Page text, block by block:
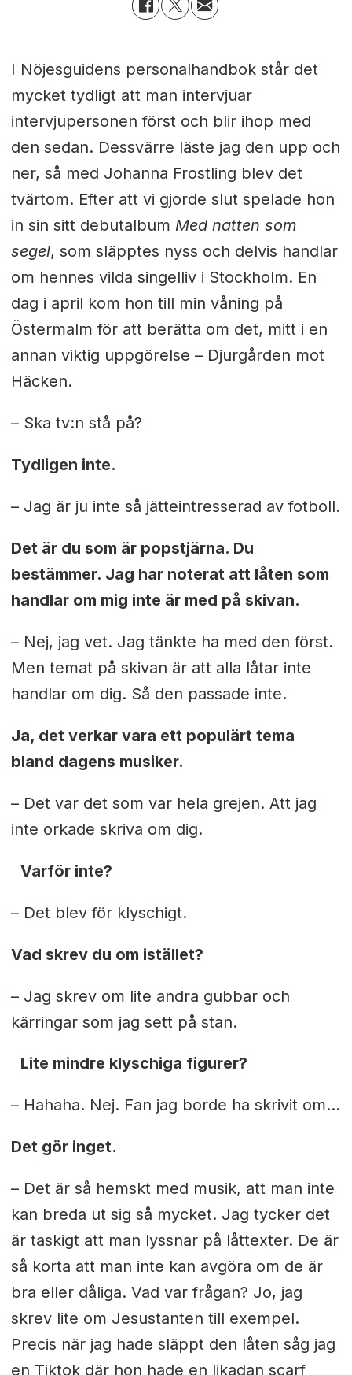
I Nöjesguidens personalhandbok står det
mycket tydligt att man intervjuar
intervjupersonen först och blir ihop med
den sedan. Dessvärre läste jag den upp och
ner, så med Johanna Frostling blev det
tvärtom. Efter att vi gjorde slut spelade hon
in sin sitt debutalbum Med natten som
segel, som släpptes nyss och delvis handlar
om hennes vilda singelliv i Stockholm. En
dag i april kom hon till min våning på
Östermalm för att berätta om det, mitt i en
annan viktig uppgörelse – Djurgården mot
Häcken.
– Ska tv:n stå på?
Tydligen inte.
– Jag är ju inte så jätteintresserad av fotboll.
Det är du som är popstjärna. Du
bestämmer. Jag har noterat att låten som
handlar om mig inte är med på skivan.
– Nej, jag vet. Jag tänkte ha med den först.
Men temat på skivan är att alla låtar inte
handlar om dig. Så den passade inte.
Ja, det verkar vara ett populärt tema
bland dagens musiker.
– Det var det som var hela grejen. Att jag
inte orkade skriva om dig.
Varför inte?
– Det blev för klyschigt.
Vad skrev du om istället?
– Jag skrev om lite andra gubbar och
kärringar som jag sett på stan.
Lite mindre klyschiga figurer?
– Hahaha. Nej. Fan jag borde ha skrivit om…
Det gör inget.
– Det är så hemskt med musik, att man inte
kan breda ut sig så mycket. Jag tycker det
är taskigt att man lyssnar på låttexter. De är
så korta att man inte kan avgöra om de är
bra eller dåliga. Vad var frågan? Jo, jag
skrev lite om Jesustanten till exempel.
Precis när jag hade släppt den låten såg jag
en Tiktok där hon hade en likadan scarf